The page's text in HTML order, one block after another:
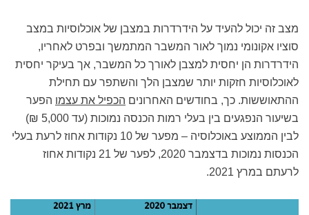
מצב זה יכול להעיד על הידרדרות במצבן של אוכלוסיות במצב
סוציו אקונומי נמוך לאור המשבר המתמשך ובפרט לאחריו,
הידרדרות הן יחסית למצבן לאורך כל המשבר, אך בעיקר יחסית
לאוכלוסיות חזקות יותר שמצבן הלך והשתפר עם תחילת
ההתאוששות. כך, בחודשים האחרונים הכפיל את עצמו הפער
בשיעור הנפגעים בין בעלי רמות הכנסה נמוכות (עד 5,000 ₪)
לבין הממוצע באוכלוסיה – מפער של 10 נקודות אחוז לרעת בעלי
הכנסות נמוכות בדצמבר 2020, לפער של 21 נקודות אחוז
לרעתם במרץ 2021.